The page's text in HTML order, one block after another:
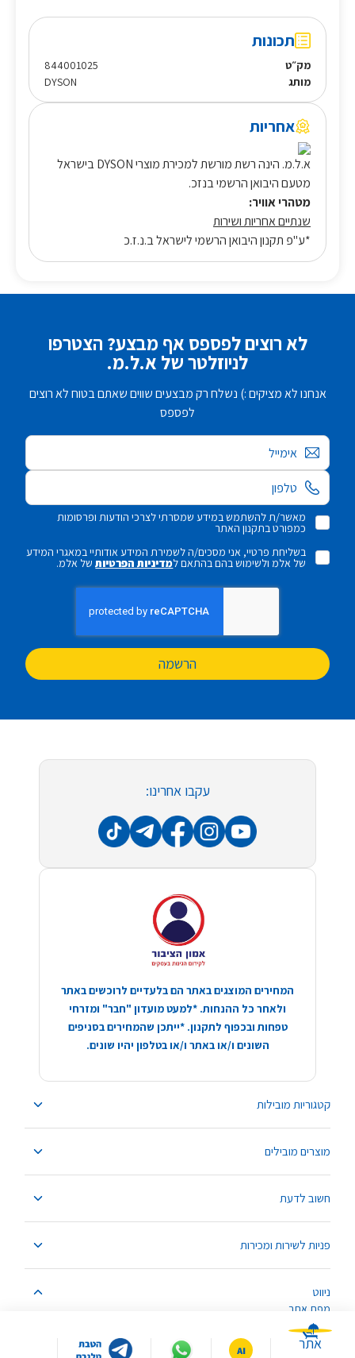
תכונות
מק״ט
844001025
מותג
DYSON
אחריות
א.ל.מ. הינה רשת מורשת למכירת מוצרי DYSON בישראל
מטעם היבואן הרשמי בנזכ.
מטהרי אוויר:
שנתיים אחריות ושירות
*ע"פ תקנון היבואן הרשמי לישראל ב.נ.ז.כ
לא רוצים לפספס אף מבצע? הצטרפו
לניוזלטר של א.ל.מ.
אנחנו לא מציקים :) נשלח רק מבצעים שווים שאתם בטוח לא רוצים
לפספס
אימייל
מאשר/ת להשתמש במידע שמסרתי לצרכי הודעות ופרסומות
כמפורט בתקנון האתר
בשליחת פרטיי, אני מסכים/ה לשמירת המידע אודותיי במאגרי המידע
של אלמ ולשימוש בהם בהתאם למדיניות הפרטיותשל אלמ.
הרשמה
קטגוריות מובילות
מוצרים מובילים
חשוב לדעת
פניות לשירות ומכירות
ניווט
מפת אתר
עקבו אחרינו:
המחירים המוצגים באתר הם בלעדיים לרוכשים באתר
ולאחר כל ההנחות. *למעט מועדון "חבר" ומזרחי
טפחות ובכפוף לתקנון. *ייתכן שהמחירים בסניפים
השונים ו/או באתר ו/או בטלפון יהיו שונים.
אתר